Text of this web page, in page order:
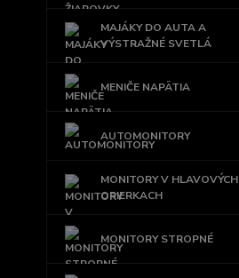
MAJÁKY DO AUTA A
VÝSTRAŽNÉ SVETLÁ
MENIČE NAPÄTIA
AUTOMONITORY
MONITORY V HLAVOVÝCH
OPIERKACH
MONITORY STROPNÉ